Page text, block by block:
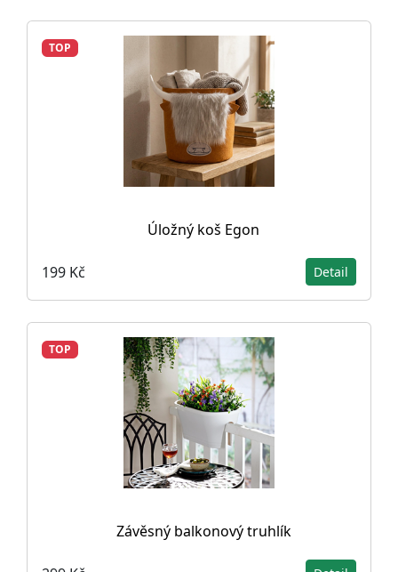
TOP
Úložný koš Egon
199 Kč Detail
TOP
Závěsný balkonový truhlík